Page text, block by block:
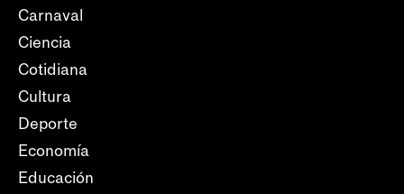
Carnaval
Ciencia
Cotidiana
Cultura
Deporte
Economía
Educación